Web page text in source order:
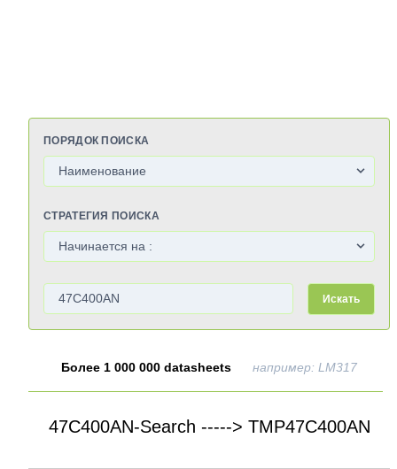
ПОРЯДОК ПОИСКА
СТРАТЕГИЯ ПОИСКА
Искать
Более 1 000 000 datasheets например: LM317
47C400AN-Search -----> TMP47C400AN